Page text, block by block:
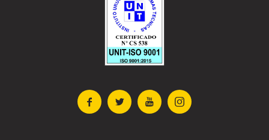
   